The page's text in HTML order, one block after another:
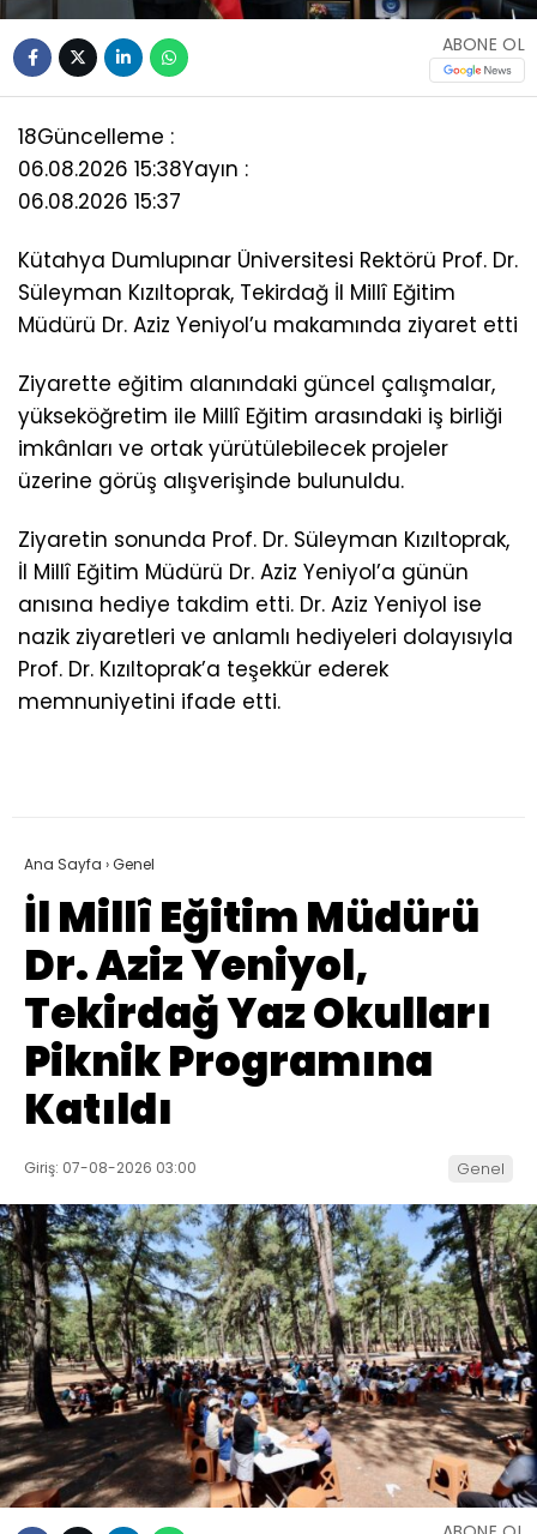
ABONE OL
18Güncelleme :
06.08.2026 15:38Yayın :
06.08.2026 15:37
Kütahya Dumlupınar Üniversitesi Rektörü Prof. Dr.
Süleyman Kızıltoprak, Tekirdağ İl Millî Eğitim
Müdürü Dr. Aziz Yeniyol’u makamında ziyaret etti
Ziyarette eğitim alanındaki güncel çalışmalar,
yükseköğretim ile Millî Eğitim arasındaki iş birliği
imkânları ve ortak yürütülebilecek projeler
üzerine görüş alışverişinde bulunuldu.
Ziyaretin sonunda Prof. Dr. Süleyman Kızıltoprak,
İl Millî Eğitim Müdürü Dr. Aziz Yeniyol’a günün
anısına hediye takdim etti. Dr. Aziz Yeniyol ise
nazik ziyaretleri ve anlamlı hediyeleri dolayısıyla
Prof. Dr. Kızıltoprak’a teşekkür ederek
memnuniyetini ifade etti.
Ana Sayfa ›Genel
İl Millî Eğitim Müdürü
Dr. Aziz Yeniyol,
Tekirdağ Yaz Okulları
Piknik Programına
Katıldı
Giriş: 07-08-2026 03:00 Genel